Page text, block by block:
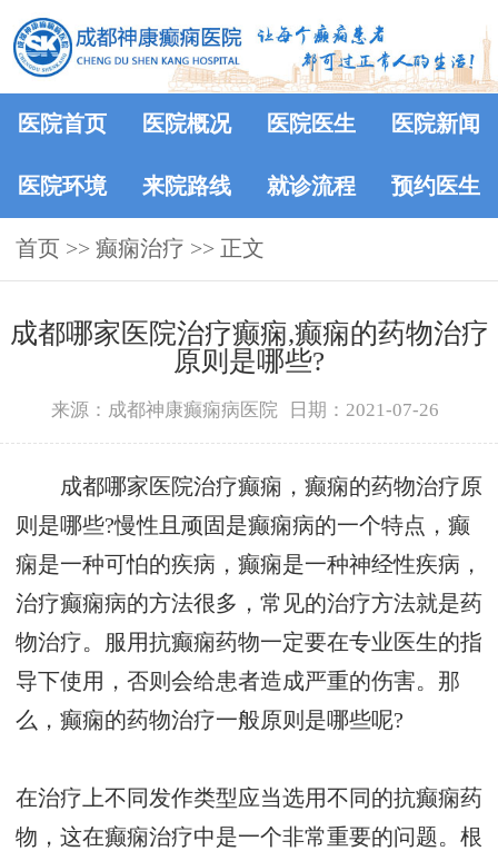
医院首页 医院概况 医院医生 医院新闻
医院环境 来院路线 就诊流程 预约医生
首页 >> 癫痫治疗 >> 正文
成都哪家医院治疗癫痫,癫痫的药物治疗
原则是哪些?
来源：成都神康癫痫病医院 日期：2021-07-26
成都哪家医院治疗癫痫，癫痫的药物治疗原
则是哪些?慢性且顽固是癫痫病的一个特点，癫
痫是一种可怕的疾病，癫痫是一种神经性疾病，
治疗癫痫病的方法很多，常见的治疗方法就是药
物治疗。服用抗癫痫药物一定要在专业医生的指
导下使用，否则会给患者造成严重的伤害。那
么，癫痫的药物治疗一般原则是哪些呢?
在治疗上不同发作类型应当选用不同的抗癫痫药
物，这在癫痫治疗中是一个非常重要的问题。根